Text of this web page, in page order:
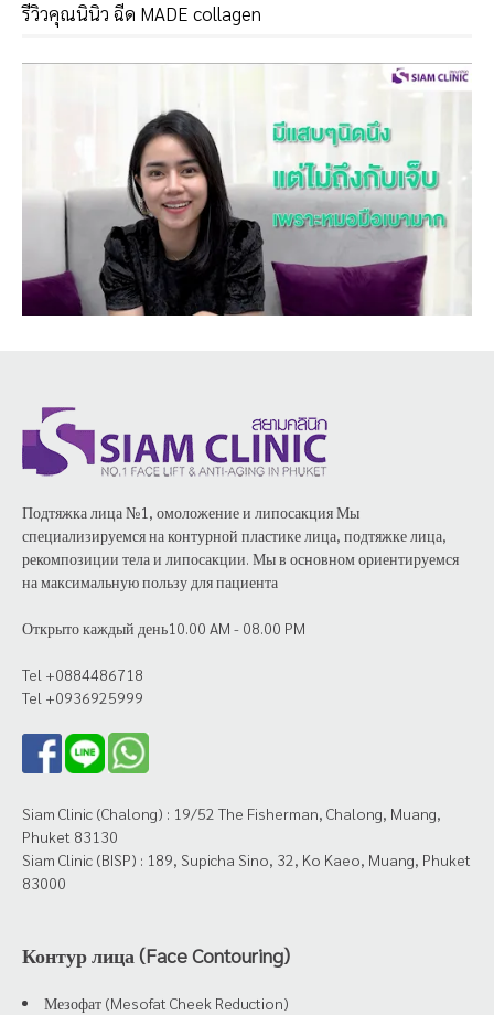
รีวิวคุณนินิว ฉีด MADE collagen
Подтяжка лица №1, омоложение и липосакция Мы
специализируемся на контурной пластике лица, подтяжке лица,
рекомпозиции тела и липосакции. Мы в основном ориентируемся
на максимальную пользу для пациента
Открыто каждый день10.00 AM - 08.00 PM
Tel +0884486718
Tel +0936925999
Siam Clinic (Chalong) : 19/52 The Fisherman, Chalong, Muang,
Phuket 83130
Siam Clinic (BISP) : 189, Supicha Sino, 32, Ko Kaeo, Muang, Phuket
83000
Контур лица (Face Contouring)
Мезофат (Mesofat Cheek Reduction)